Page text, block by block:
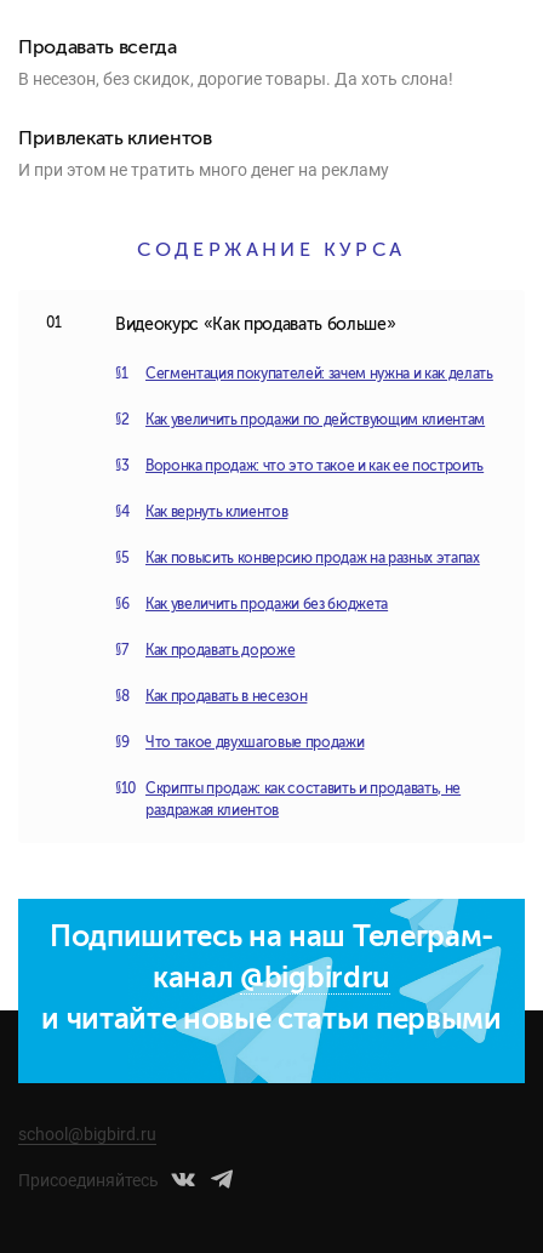
Продавать всегда
В несезон, без скидок, дорогие товары. Да хоть слона!
Привлекать клиентов
И при этом не тратить много денег на рекламу
СОДЕРЖАНИЕ КУРСА
Видеокурс «Как продавать больше»
Сегментация покупателей: зачем нужна и как делать
Как увеличить продажи по действующим клиентам
Воронка продаж: что это такое и как ее построить
Как вернуть клиентов
Как повысить конверсию продаж на разных этапах
Как увеличить продажи без бюджета
Как продавать дороже
Как продавать в несезон
Что такое двухшаговые продажи
Скрипты продаж: как составить и продавать, не
раздражая клиентов
Подпишитесь на наш Телеграм-
канал @bigbirdru
и читайте новые статьи первыми
school@bigbird.ru
Присоединяйтесь